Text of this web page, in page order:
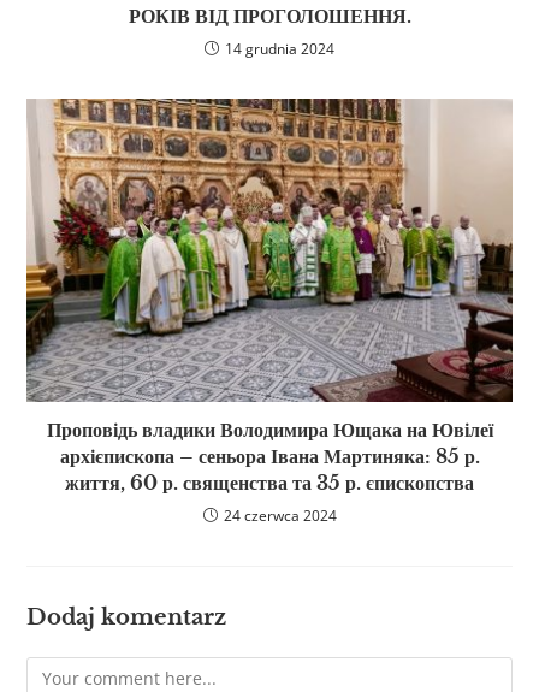
РОКІВ ВІД ПРОГОЛОШЕННЯ.
14 grudnia 2024
Проповідь владики Володимира Ющака на Ювілеї
архієпископа – сеньора Івана Мартиняка: 85 р.
життя, 60 р. священства та 35 р. єпископства
24 czerwca 2024
Dodaj komentarz